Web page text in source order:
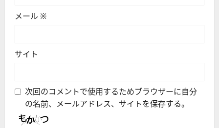
メール ※
サイト
次回のコメントで使用するためブラウザーに自分
の名前、メールアドレス、サイトを保存する。